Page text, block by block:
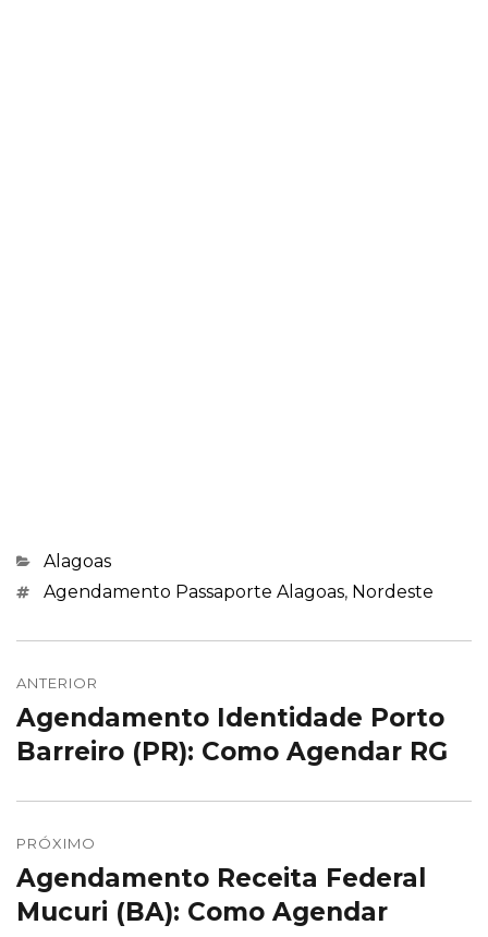
Categorias
Alagoas
Marcações
Agendamento Passaporte Alagoas, Nordeste
de
Post
ANTERIOR
Post
anterior:
Agendamento Identidade Porto
Barreiro (PR): Como Agendar RG
PRÓXIMO
Próximo
post:
Agendamento Receita Federal
Mucuri (BA): Como Agendar